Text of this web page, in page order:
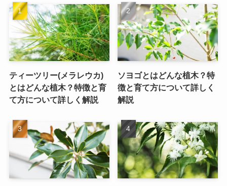
ティーツリー(メラレウカ)
とはどんな植木？特徴と育
て方について詳しく解説
ソヨゴとはどんな植木？特
徴と育て方について詳しく
解説